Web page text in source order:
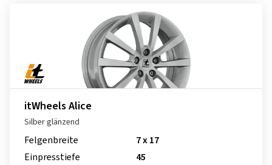
itWheels Alice
Silber glänzend
Felgenbreite
7 x 17
Einpresstiefe
45